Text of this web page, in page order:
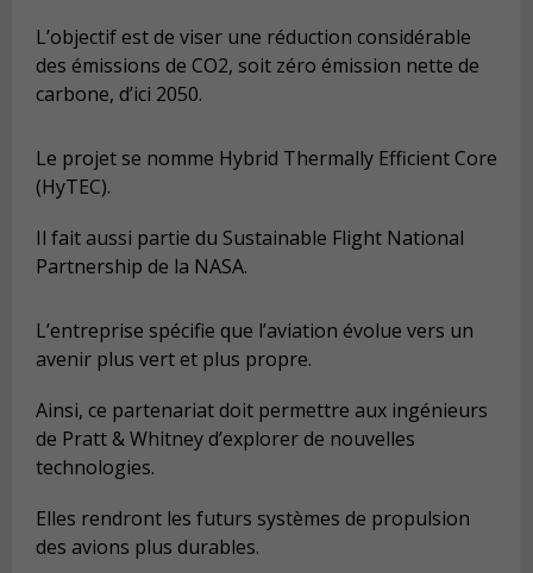
L’objectif est de viser une réduction considérable
des émissions de CO2, soit zéro émission nette de
carbone, d’ici 2050.
Le projet se nomme Hybrid Thermally Efficient Core
(HyTEC).
Il fait aussi partie du Sustainable Flight National
Partnership de la NASA.
L’entreprise spécifie que l’aviation évolue vers un
avenir plus vert et plus propre.
Ainsi, ce partenariat doit permettre aux ingénieurs
de Pratt & Whitney d’explorer de nouvelles
technologies.
Elles rendront les futurs systèmes de propulsion
des avions plus durables.